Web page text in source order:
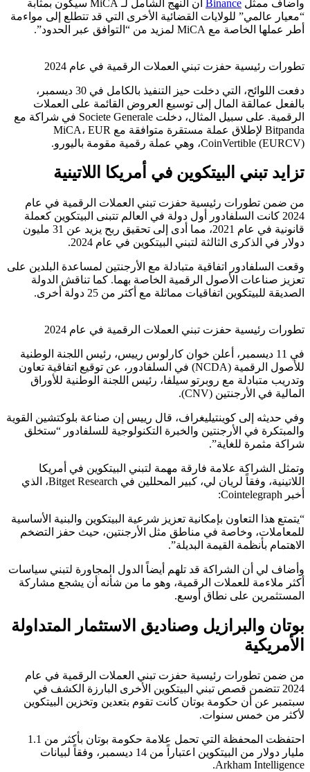
وأضاف ممثل Binance
أن النهج الشامل لـ MiCA سيكون بمثابة
“معيار عالمي” للولايات القضائية الأخرى التي قد تتطلع إلى مواءمة
أطر عملها الخاصة مع MiCA لمزيد من “التوافق عبر الحدود”.
تطورات رئيسية حفزت تبني العملات الرقمية في عام 2024
دفعت اللوائح، التي دخلت حيز التنفيذ بالكامل في 30 ديسمبر،
بالفعل عمالقة المال إلى توسيع العروض القائمة على العملات
الرقمية. على سبيل المثال، دخلت Societe Generale في شراكة مع
Bitpanda لإطلاق عملة مستقرة متوافقة مع MiCA، EUR
CoinVertible (EURCV)، وهي عملة رقمية مقومة باليورو.
تزايد تبني البيتكوين في أمريكا اللاتينية
من ضمن تطورات رئيسية حفزت تبني العملات الرقمية في عام
2024 كانت السلفادور أول دولة في العالم تتبنى البيتكوين كعملة
قانونية في عام 2021، مما أدى إلى تحقيق ربح يزيد عن 31 مليون
دولار في الذكرى الثالثة لتبني البيتكوين في عام 2024.
وقعت السلفادور اتفاقية متبادلة مع الأرجنتين لمساعدة البلدين على
تعزيز صناعات الأصول الرقمية الخاصة بهما. كما تناقش الدولة
الصديقة للبيتكوين اتفاقيات مماثلة مع أكثر من 25 دولة أخرى.
تطورات رئيسية حفزت تبني العملات الرقمية في عام 2024
في 11 ديسمبر، أعلن خوان كارلوس رييس، رئيس اللجنة الوطنية
للأصول الرقمية (NCDA) في السلفادور، عن توقيع اتفاقية تعاون
وتدريب متبادلة مع روبرتو سيلفا، رئيس اللجنة الوطنية للأوراق
المالية في الأرجنتين (CNV).
وفي حديثه إلى كوينتيليغراف، قال رييس إن صناعة بلوكتشين القوية
والمبتكرة في الأرجنتين والخبرة التكنولوجية للسلفادور “ستخلق
شراكة مثمرة للغاية”.
وتمثل الشراكة علامة فارقة مهمة لتبني البيتكوين في أمريكا
اللاتينية، وفقاً لريان لي، كبير المحللين في Bitget Research، الذي
أخبر Cointelegraph:
“يتمتع هذا التعاون بإمكانية تعزيز شرعية البيتكوين والبنية الأساسية
للمعاملات، وخاصة في مناطق مثل الأرجنتين، حيث حفز التضخم
الاهتمام بأنظمة القيمة البديلة”.
وأضاف لي أن الشراكة قد تلهم أيضاً الدول المجاورة لتبني سياسات
أكثر ملاءمة للعملات الرقمية، وهو ما من شأنه أن يشجع مشاركة
المستثمرين على نطاق أوسع.
بوتان والبرازيل وصناديق الاستثمار المتداولة
الأمريكية
من ضمن تطورات رئيسية حفزت تبني العملات الرقمية في عام
2024 تتضمن قصص تبني البيتكوين الأخرى البارزة الكشف في
سبتمبر عن أن حكومة بوتان كانت تقوم بتعدين وتخزين البيتكوين
لأكثر من خمس سنوات.
احتفظت المحفظة التي تحمل علامة حكومة بوتان بأكثر من 1.1
مليار دولار من البيتكوين اعتباراً من 14 ديسمبر، وفقاً لبيانات
Arkham Intelligence.